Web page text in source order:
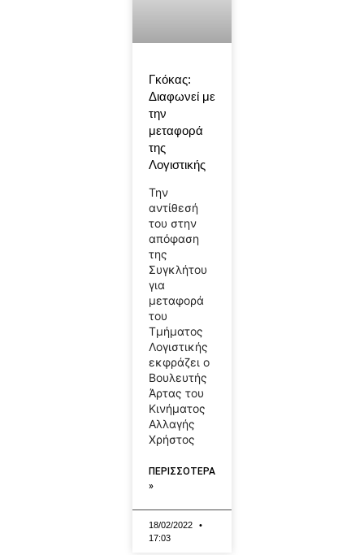
Γκόκας:
Διαφωνεί με
την
μεταφορά
της
Λογιστικής
Την
αντίθεσή
του στην
απόφαση
της
Συγκλήτου
για
μεταφορά
του
Τμήματος
Λογιστικής
εκφράζει ο
Βουλευτής
Άρτας του
Κινήματος
Αλλαγής
Χρήστος
ΠΕΡΙΣΣΟΤΕΡΑ
»
18/02/2022
17:03